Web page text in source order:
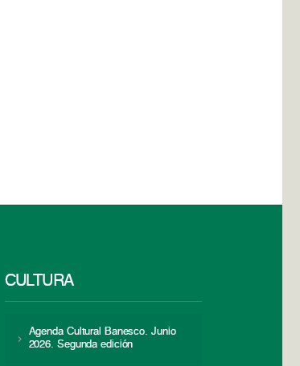
CULTURA
Agenda Cultural Banesco. Junio
2026. Segunda edición